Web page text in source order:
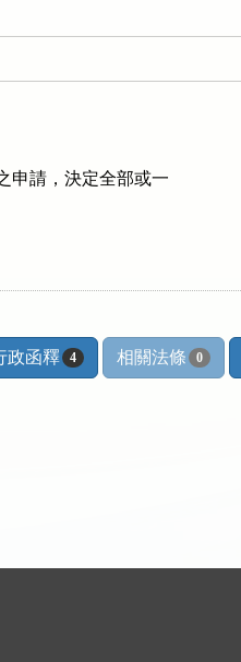
申請，決定全部或一
政函釋 4 相關法條 0